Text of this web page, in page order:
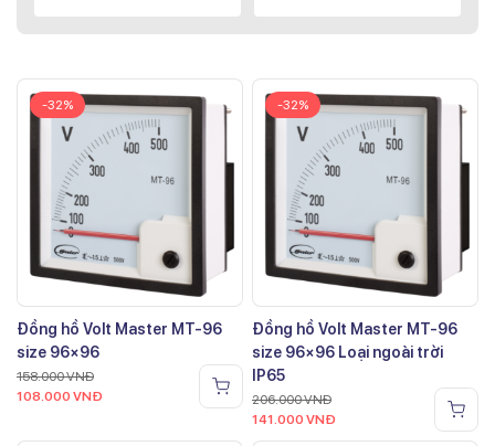
-32%
Đồng hồ Volt Master MT-96
size 96×96
158.000VNĐ
108.000 VNĐ
-32%
Đồng hồ Volt Master MT-96
size 96×96 Loại ngoài trời
IP65
206.000VNĐ
141.000 VNĐ